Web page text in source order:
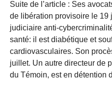
Suite de l’article : Ses
de libération provisoire le 19
judiciaire anti-
santé: il est diabétique et
cardiovasculaires. Son
juillet. Un autre directeur de
du Témoin, est en détention